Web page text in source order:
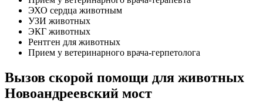
ЭХО сердца животным
УЗИ животных
ЭКГ животных
Рентген для животных
Прием у ветеринарного врача-герпетолога
Вызов скорой помощи для животных
Новоандреевский мост